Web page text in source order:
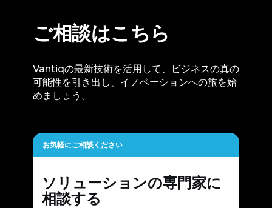
ご相談はこちら
Vantiqの最新技術を活用して、ビジネスの真の
可能性を引き出し、イノベーションへの旅を始
めましょう。
お気軽にご相談ください
ソリューションの専門家に
相談する